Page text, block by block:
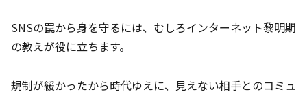
SNSの罠から身を守るには、むしろインターネット黎明期
の教えが役に立ちます。
規制が緩かったから時代ゆえに、見えない相手とのコミュ